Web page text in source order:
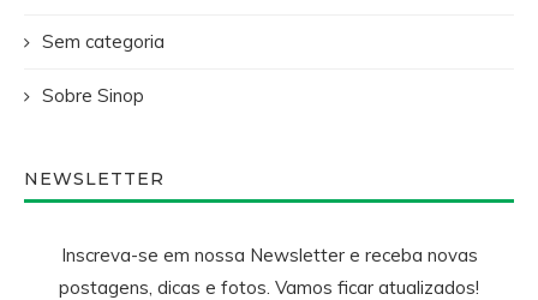
Sem categoria
Sobre Sinop
NEWSLETTER
Inscreva-se em nossa Newsletter e receba novas
postagens, dicas e fotos. Vamos ficar atualizados!